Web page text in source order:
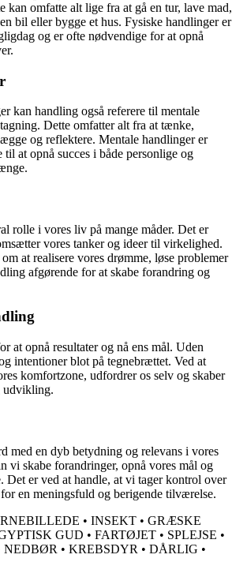
kan omfatte alt lige fra at gå en tur, lave mad,
bil eller bygge et hus. Fysiske handlinger er
og er ofte nødvendige for at opnå
kan handling også referere til mentale
Dette omfatter alt fra at tænke,
og reflektere. Mentale handlinger er
at opnå succes i både personlige og
rolle i vores liv på mange måder. Det er
vores tanker og ideer til virkelighed.
at realisere vores drømme, løse problemer
afgørende for at skabe forandring og
at opnå resultater og nå ens mål. Uden
intentioner blot på tegnebrættet. Ved at
komfortzone, udfordrer os selv og skaber
udvikling.
med en dyb betydning og relevans i vores
vi skabe forandringer, opnå vores mål og
Det er ved at handle, at vi tager kontrol over
en meningsfuld og berigende tilværelse.
• INSEKT • GRÆSKE
GUD • FARTØJET • SPLEJSE •
NEDBØR • KREBSDYR • DÅRLIG •